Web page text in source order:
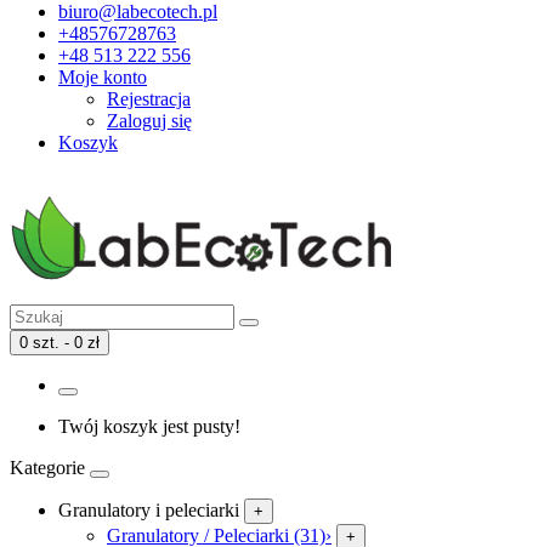
biuro@labecotech.pl
+48576728763
+48 513 222 556
Moje konto
Rejestracja
Zaloguj się
Koszyk
0 szt. - 0 zł
Twój koszyk jest pusty!
Kategorie
Granulatory i peleciarki +
Granulatory / Peleciarki (31)› +